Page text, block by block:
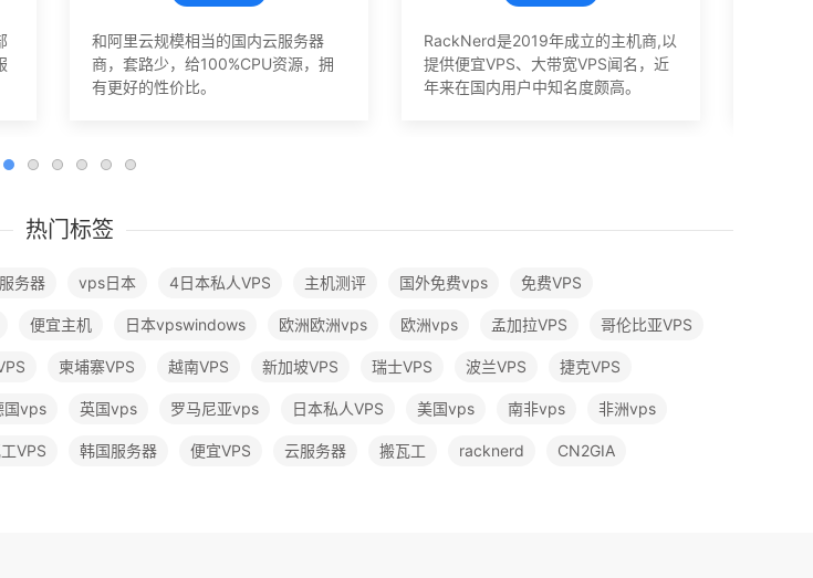
和阿里云规模相当的国内云服务器
商，套路少，给100%CPU资源，拥
有更好的性价比。
RackNerd是2019年成立的主机商,以
提供便宜VPS、大带宽VPS闻名，近
年来在国内用户中知名度颇高。
热门标签
务器 vps日本 4日本私人VPS 主机测评 国外免费vps 免费VPS
便宜主机 日本vpswindows 欧洲欧洲vps 欧洲vps 孟加拉VPS 哥伦比亚VPS
柬埔寨VPS 越南VPS 新加坡VPS 瑞士VPS 波兰VPS 捷克VPS
国vps 英国vps 罗马尼亚vps 日本私人VPS 美国vps 南非vps 非洲vps
VPS 韩国服务器 便宜VPS 云服务器 搬瓦工 racknerd CN2GIA